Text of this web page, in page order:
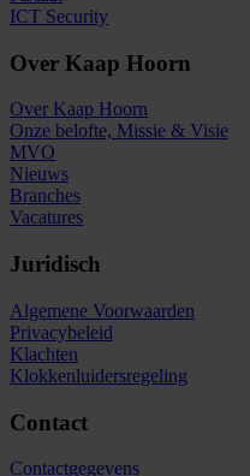
ICT Security
Over Kaap Hoorn
Over Kaap Hoorn
Onze belofte, Missie & Visie
MVO
Nieuws
Branches
Vacatures
Juridisch
Algemene Voorwaarden
Privacybeleid
Klachten
Klokkenluidersregeling
Contact
Contactgegevens